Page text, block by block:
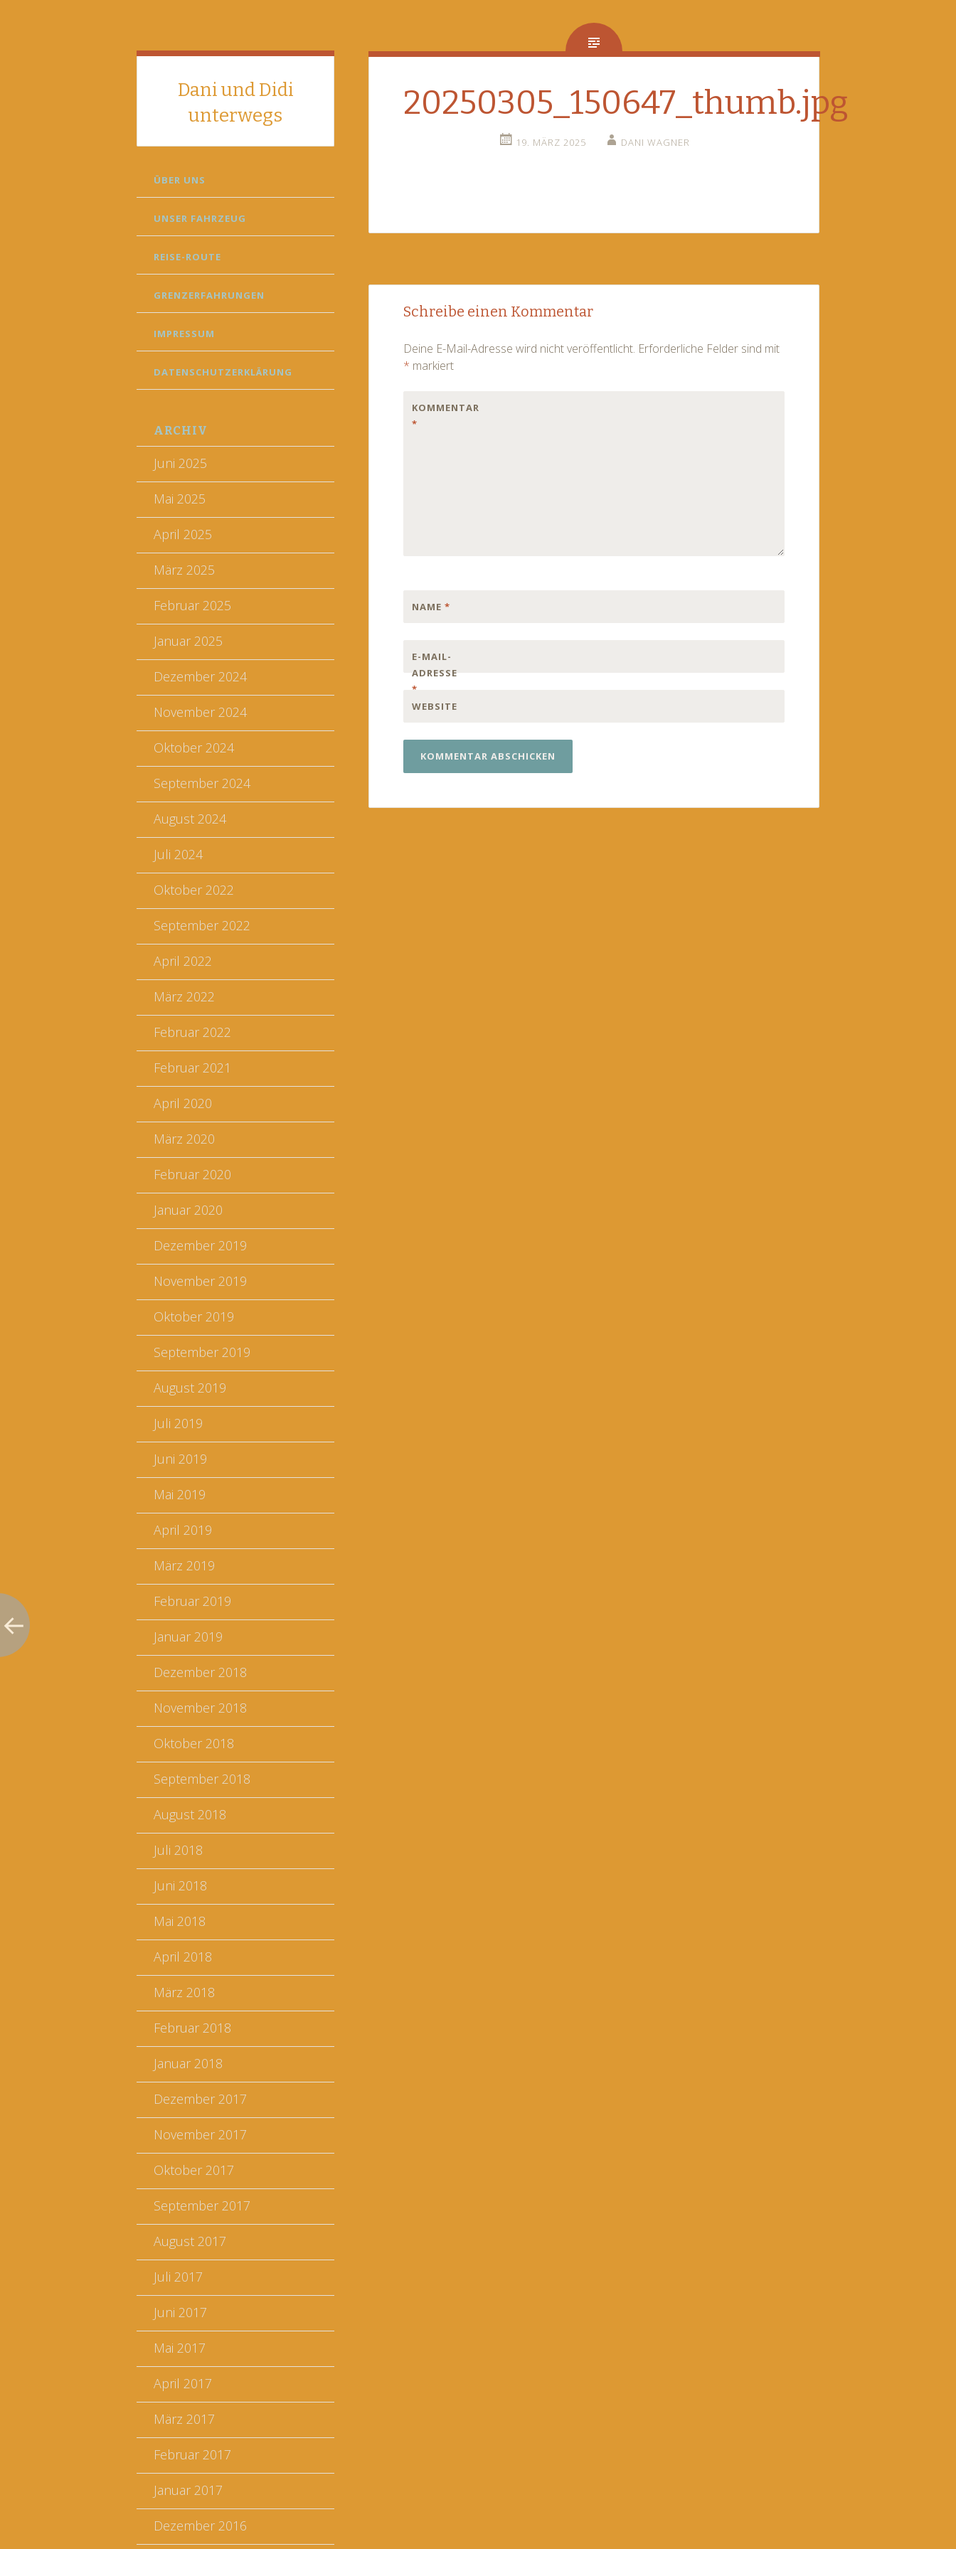
Dani und Didi
unterwegs
SKIP
TO
ÜBER UNS
UNSER FAHRZEUG
REISE-ROUTE
GRENZERFAHRUNGEN
IMPRESSUM
DATENSCHUTZERKLÄRUNG
ARCHIV
Juni 2025
Mai 2025
April 2025
März 2025
Februar 2025
Januar 2025
Dezember 2024
November 2024
Oktober 2024
September 2024
August 2024
Juli 2024
Oktober 2022
September 2022
April 2022
März 2022
Februar 2022
Februar 2021
April 2020
März 2020
Februar 2020
Januar 2020
Dezember 2019
November 2019
Oktober 2019
September 2019
August 2019
Juli 2019
Juni 2019
Mai 2019
April 2019
März 2019
Februar 2019
Januar 2019
Dezember 2018
November 2018
Oktober 2018
September 2018
August 2018
Juli 2018
Juni 2018
Mai 2018
April 2018
März 2018
Februar 2018
Januar 2018
Dezember 2017
November 2017
Oktober 2017
September 2017
August 2017
Juli 2017
Juni 2017
Mai 2017
April 2017
März 2017
Februar 2017
Januar 2017
Dezember 2016
20250305_150647_thumb.jpg
19. MÄRZ 2025 DANI WAGNER
Post
Schreibe einen Kommentar
Deine E-Mail-Adresse wird nicht veröffentlicht. Erforderliche Felder sind mit
* markiert
KOMMENTAR
*
NAME*
E-MAIL-
ADRESSE
*
WEBSITE